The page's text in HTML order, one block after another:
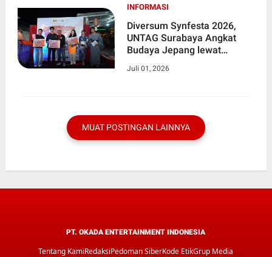
INFORMASI
Diversum Synfesta 2026,
UNTAG Surabaya Angkat
Budaya Jepang lewat
Juli 01, 2026
MUAT POSTINGAN LAINNYA
PT. OKADA ENTERTAINMENT INDONESIA
Tentang KamiRedaksiPedoman SiberKode EtikGrup Media